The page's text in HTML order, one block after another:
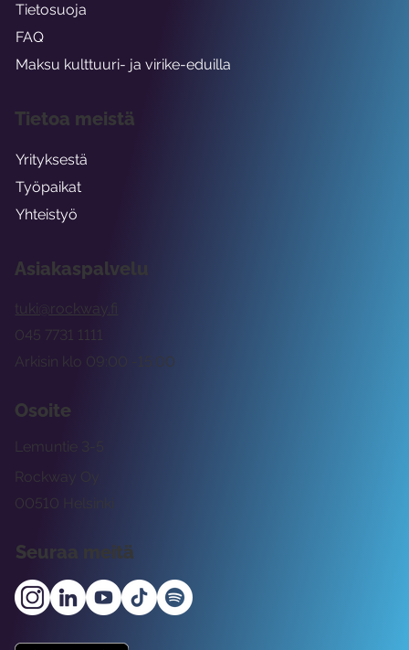
Asiakaspalvelu
tuki@rockway.fi
Arkisin klo 09:00 -15:00
045 7731 1111
Osoite
Rockway Oy
Lemuntie 3-5
00510 Helsinki
Seuraa meitä
Tietosuoja
FAQ
Maksu kulttuuri- ja virike-eduilla
Tietoa meistä
Yrityksestä
Työpaikat
Yhteistyö